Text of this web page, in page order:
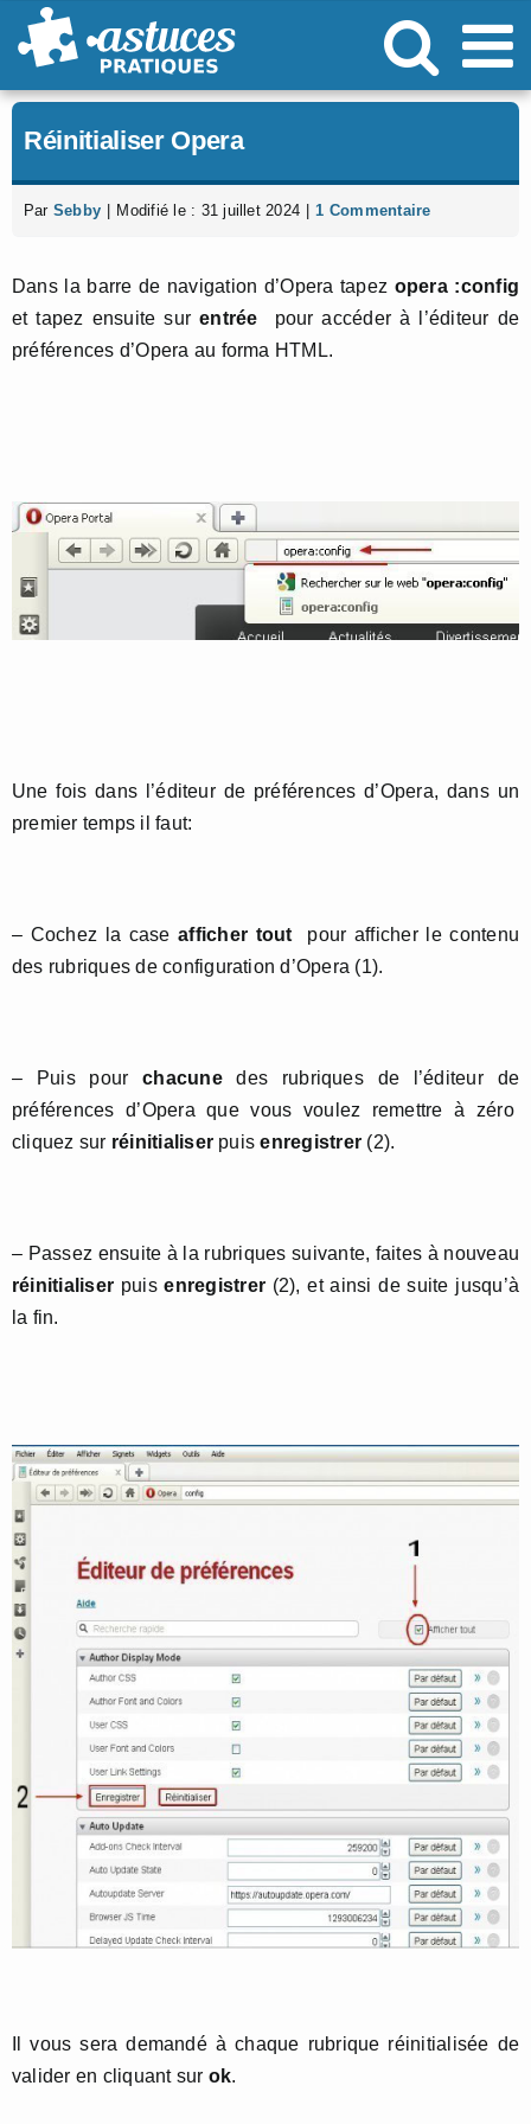
Passer
au
Réinitialiser Opera
Par Sebby Modifié le : 31 juillet 2024 1 Commentaire
Dans la barre de navigation d’Opera tapez opera :config
et tapez ensuite surentrée pour accéder à l’éditeur de
préférences d’Opera au forma HTML.
Une fois dans l’éditeur de préférences d’Opera, dans un
premier temps il faut:
– Cochez la caseafficher tout
pour afficher le contenu
des rubriques de configuration d’Opera (1).
– Puis pourchacunedes rubriques de l’éditeur de
préférences d’Opera que vous voulez remettre à zéro
cliquez sur réinitialiser puisenregistrer (2).
– Passez ensuite à la rubriques suivante, faites à nouveau
réinitialiser puisenregistrer (2), et ainsi de suite jusqu’à
la fin.
Il vous sera demandé à chaque rubrique réinitialisée de
valider en cliquant sur ok.